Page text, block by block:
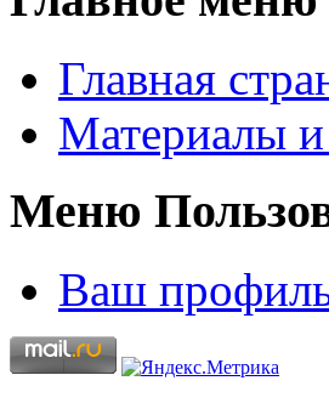
Главная
Материалы и
Меню
Ваш